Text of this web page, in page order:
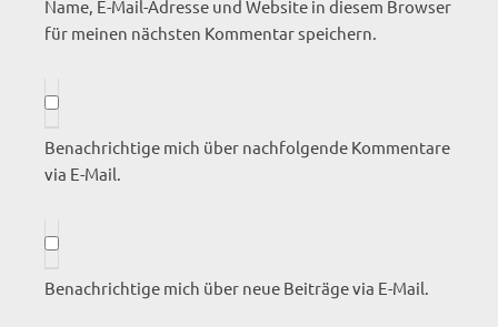
Name, E-Mail-Adresse und Website in diesem Browser
für meinen nächsten Kommentar speichern.
Benachrichtige mich über nachfolgende Kommentare
via E-Mail.
Benachrichtige mich über neue Beiträge via E-Mail.